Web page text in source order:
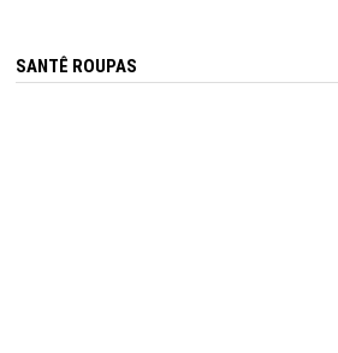
SANTÊ ROUPAS